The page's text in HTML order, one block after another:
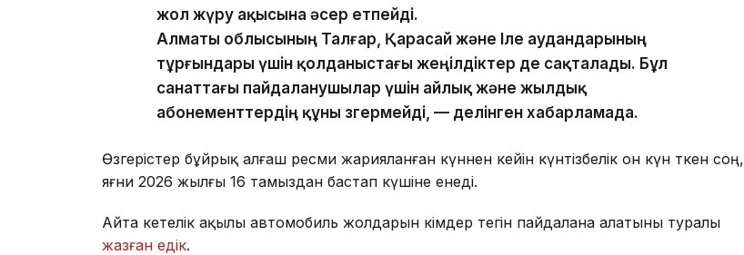
жол жүру ақысына әсер етпейді.
Алматы облысының Талғар, Қарасай және Іле аудандарының
тұрғындары үшін қолданыстағы жеңілдіктер де сақталады. Бұл
санаттағы пайдаланушылар үшін айлық және жылдық
абонементтердің құны өзгермейді, — делінген хабарламада.
Өзгерістер бұйрық алғаш ресми жарияланған күннен кейін күнтізбелік он күн өткен соң,
яғни 2026 жылғы 16 тамыздан бастап күшіне енеді.
Айта кетелік ақылы автомобиль жолдарын кімдер тегін пайдалана алатыны туралы
жазған едік.